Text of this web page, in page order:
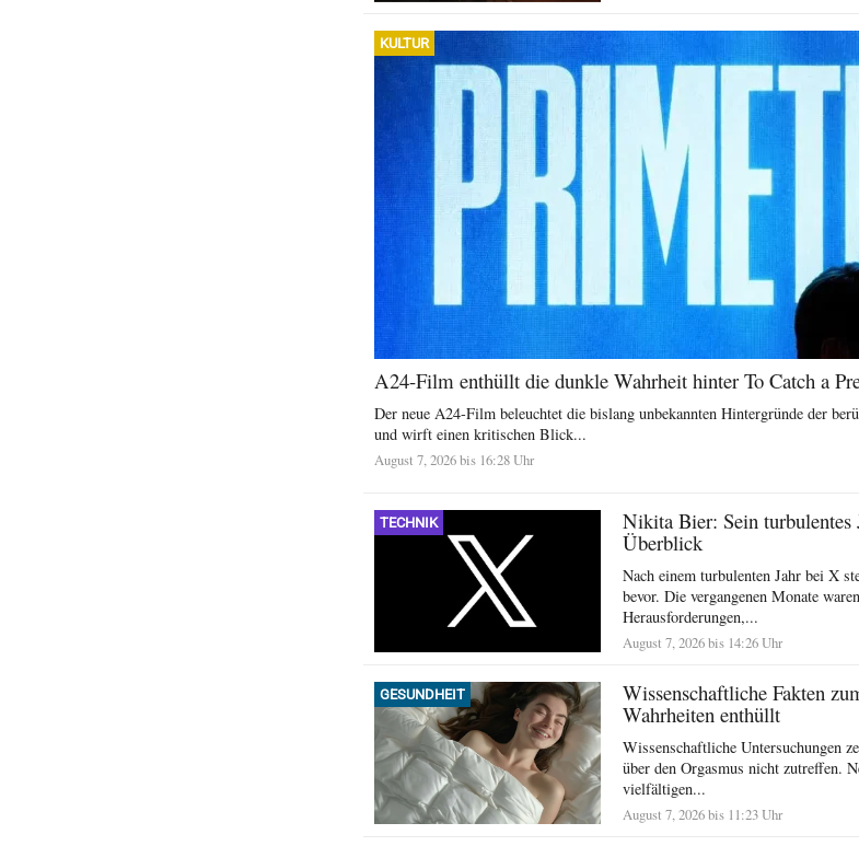
KULTUR
A24-Film enthüllt die dunkle Wahrheit hinter To Catch a
Der neue A24-Film beleuchtet die bislang unbekannten Hintergründe der
und wirft einen kritischen Blick...
August 7, 2026 bis 16:28 Uhr
TECHNIK
Nikita Bier: Sein
Überblick
Nach einem turbulenten Jahr bei X
bevor. Die vergangenen Monate
Herausforderungen,...
August 7, 2026 bis 14:26 Uhr
GESUNDHEIT
Wissenschaftliche Fakten
Wahrheiten enthüllt
Wissenschaftliche Untersuchungen
über den Orgasmus nicht zutreffen.
vielfältigen...
August 7, 2026 bis 11:23 Uhr